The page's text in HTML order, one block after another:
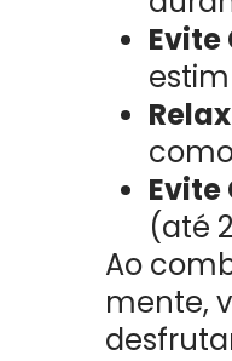
Evite
Evite
(até
Ao
mente,